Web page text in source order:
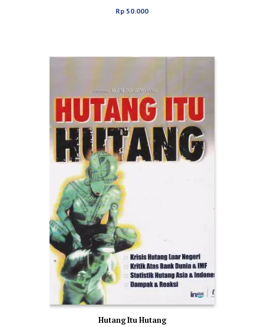
Rp 50.000
Hutang Itu Hutang